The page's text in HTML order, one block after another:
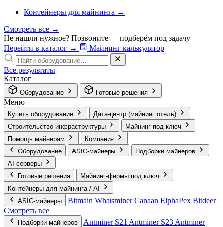
Контейнеры для майнинга →
Смотреть все →
Не нашли нужное? Позвоните — подберём под задачу
Перейти в каталог → Майнинг калькулятор
Все результаты
Каталог
Оборудование Готовые решения
Меню
Купить оборудование
Дата-центр (майнинг отель)
Строительство инфраструктуры
Майнинг под ключ
Помощь майнерам
Компания
Оборудование
ASIC-майнеры
Подборки майнеров
AI‑серверы
Готовые решения
Майнинг-фермы под ключ
Контейнеры для майнинга / AI
ASIC-майнеры
Bitmain WhatsminerCanaan ElphaPex Bitdeer
Смотреть все
Подборки майнеров Antminer S21 Antminer S23 Antminer